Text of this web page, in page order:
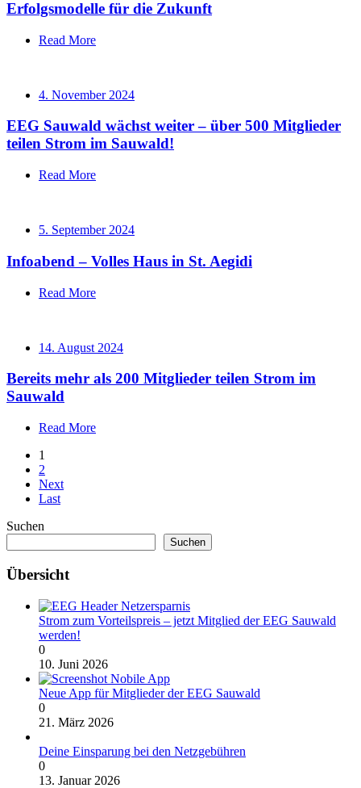
Erfolgsmodelle für die Zukunft
Read More
4. November 2024
EEG Sauwald wächst weiter – über 500 Mitglieder
teilen Strom im Sauwald!
Read More
5. September 2024
Infoabend – Volles Haus in St. Aegidi
Read More
14. August 2024
Bereits mehr als 200 Mitglieder teilen Strom im
Sauwald
Read More
1
2
Next
Last
Suchen
Suchen
Übersicht
Strom zum Vorteilspreis – jetzt Mitglied der EEG Sauwald
werden!
0
10. Juni 2026
Neue App für Mitglieder der EEG Sauwald
0
21. März 2026
Deine Einsparung bei den Netzgebühren
0
13. Januar 2026